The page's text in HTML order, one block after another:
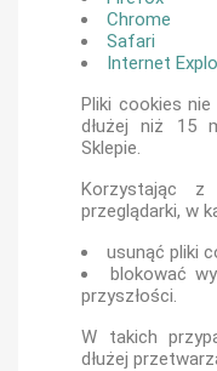
Chrome
Safari
Internet
Pliki cookies
dłużej niż 15
Sklepie.
Korzystając z
przeglądarki, w
usunąć pliki
blokować
przyszłości.
W takich
dłużej